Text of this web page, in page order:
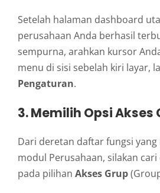
Setelah halaman dashboard
perusahaan Anda berhasil
sempurna, arahkan kursor
menu di sisi sebelah kiri layar,
Pengaturan.
3. Memilih Opsi Akses
Dari deretan daftar fungsi
modul Perusahaan, silakan
pada pilihan Akses Grup